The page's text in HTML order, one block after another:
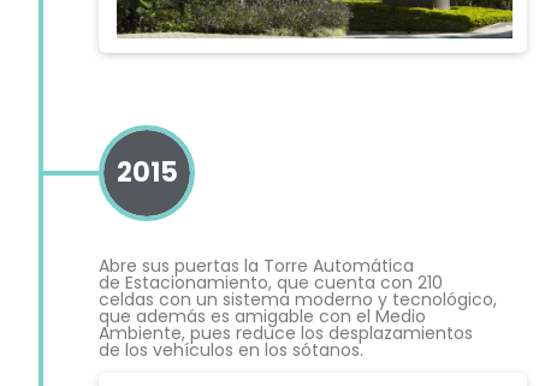
2015
Abre sus puertas la Torre Automática
de Estacionamiento, que cuenta con 210
celdas con un sistema moderno y tecnológico,
que además es amigable con el Medio
Ambiente, pues reduce los desplazamientos
de los vehículos en los sótanos.